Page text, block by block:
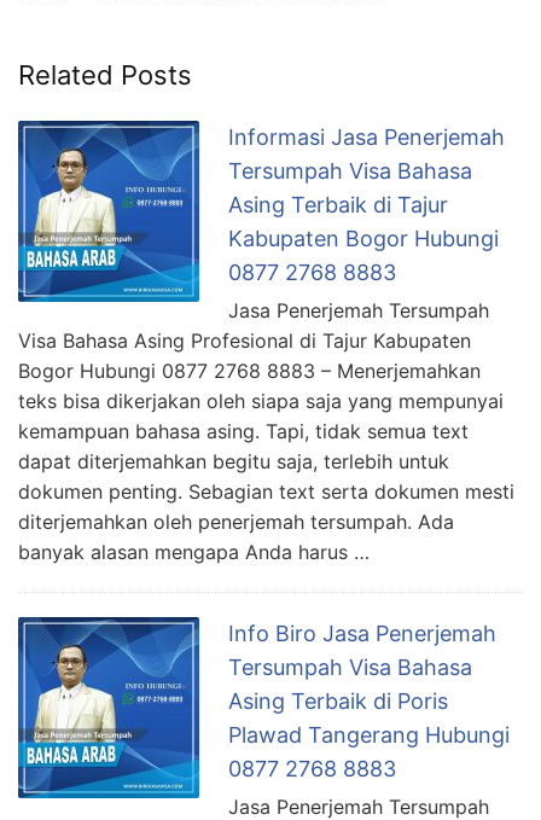
Related Posts
Informasi Jasa Penerjemah
Tersumpah Visa Bahasa
Asing Terbaik di Tajur
Kabupaten Bogor Hubungi
0877 2768 8883
Jasa Penerjemah Tersumpah
Visa Bahasa Asing Profesional di Tajur Kabupaten
Bogor Hubungi 0877 2768 8883 – Menerjemahkan
teks bisa dikerjakan oleh siapa saja yang mempunyai
kemampuan bahasa asing. Tapi, tidak semua text
dapat diterjemahkan begitu saja, terlebih untuk
dokumen penting. Sebagian text serta dokumen mesti
diterjemahkan oleh penerjemah tersumpah. Ada
banyak alasan mengapa Anda harus …
Info Biro Jasa Penerjemah
Tersumpah Visa Bahasa
Asing Terbaik di Poris
Plawad Tangerang Hubungi
0877 2768 8883
Jasa Penerjemah Tersumpah